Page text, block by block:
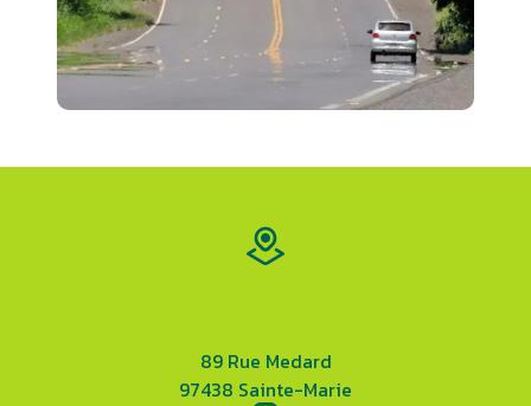
89 Rue Medard
97438 Sainte-Marie